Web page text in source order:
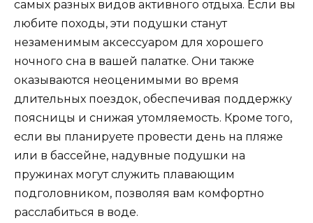
самых разных видов активного отдыха. Если вы
любите походы, эти подушки станут
незаменимым аксессуаром для хорошего
ночного сна в вашей палатке. Они также
оказываются неоценимыми во время
длительных поездок, обеспечивая поддержку
поясницы и снижая утомляемость. Кроме того,
если вы планируете провести день на пляже
или в бассейне, надувные подушки на
пружинах могут служить плавающим
подголовником, позволяя вам комфортно
расслабиться в воде.